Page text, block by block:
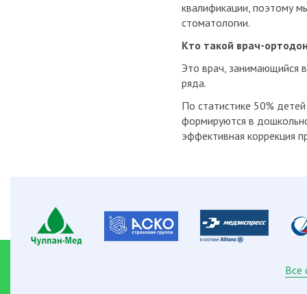
квалификации, поэтому
стоматологии.
Кто такой врач-
Это врач, занимающийся
ряда.
По статистике 50%
формируются в
эффективная коррекция